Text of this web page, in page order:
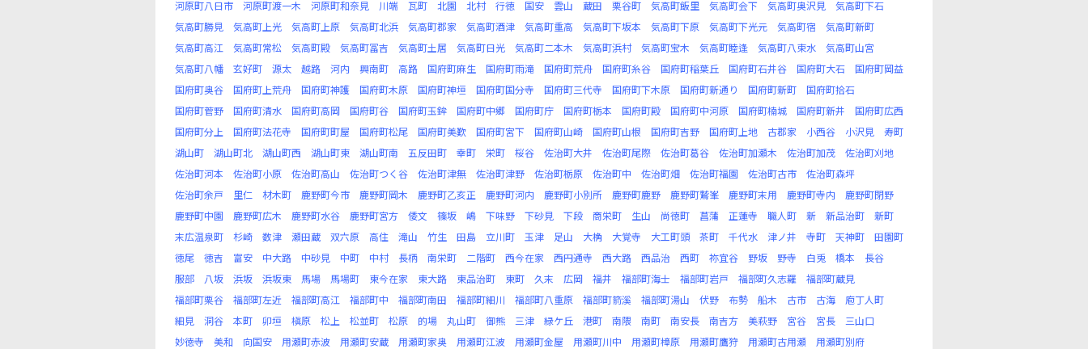
河原町八日市
河原町渡一木 河原町和奈見 川端 瓦町 北園 北村 行徳 国安 雲山 蔵田 栗谷町 気高町飯里 気高町会下 気高町奥沢見
気高町下石
気高町勝見
気高町上光 気高町上原 気高町北浜 気高町郡家 気高町酒津 気高町重高 気高町下坂本 気高町下原 気高町下光元 気高町宿
気高町新町
気高町高江
気高町常松 気高町殿 気高町冨吉 気高町土居 気高町日光 気高町二本木 気高町浜村 気高町宝木 気高町睦逢 気高町八束水
気高町山宮
気高町八幡
玄好町 源太 越路 河内 興南町 高路 国府町麻生 国府町雨滝 国府町荒舟 国府町糸谷 国府町稲葉丘 国府町石井谷 国府町大石
国府町岡益
国府町奥谷
国府町上荒舟 国府町神護 国府町木原 国府町神垣 国府町国分寺 国府町三代寺 国府町下木原 国府町新通り 国府町新町
国府町拾石
国府町菅野
国府町清水 国府町高岡 国府町谷 国府町玉鉾 国府町中郷 国府町庁 国府町栃本 国府町殿 国府町中河原 国府町楠城 国府町新井
国府町広西
国府町分上
国府町法花寺 国府町町屋 国府町松尾 国府町美歎 国府町宮下 国府町山崎 国府町山根 国府町吉野 国府町上地 古郡家 小西谷 小沢見
寿町
湖山町
湖山町北 湖山町西 湖山町東 湖山町南 五反田町 幸町 栄町 桜谷 佐治町大井 佐治町尾際 佐治町葛谷 佐治町加瀬木 佐治町加茂
佐治町刈地
佐治町河本
佐治町小原 佐治町高山 佐治町つく谷 佐治町津無 佐治町津野 佐治町栃原 佐治町中 佐治町畑 佐治町福園 佐治町古市
佐治町森坪
佐治町余戸
里仁 材木町 鹿野町今市 鹿野町岡木 鹿野町乙亥正 鹿野町河内 鹿野町小別所 鹿野町鹿野 鹿野町鷲峯 鹿野町末用 鹿野町寺内
鹿野町閉野
鹿野町中園
鹿野町広木 鹿野町水谷 鹿野町宮方 倭文 篠坂 嶋 下味野 下砂見 下段 商栄町 生山 尚徳町 菖蒲 正蓮寺 職人町 新 新品治町
新町
末広温泉町
杉崎 数津 瀬田蔵 双六原 高住 滝山 竹生 田島 立川町 玉津 足山 大桷 大覚寺 大工町頭 茶町 千代水 津ノ井 寺町 天神町
田園町
徳尾
徳吉 富安 中大路 中砂見 中町 中村 長柄 南栄町 二階町 西今在家 西円通寺 西大路 西品治 西町 祢宜谷 野坂 野寺 白兎 橋本
長谷
服部
八坂 浜坂 浜坂東 馬場 馬場町 東今在家 東大路 東品治町 東町 久末 広岡 福井 福部町海士 福部町岩戸 福部町久志羅
福部町蔵見
福部町栗谷
福部町左近 福部町高江 福部町中 福部町南田 福部町細川 福部町八重原 福部町箭溪 福部町湯山 伏野 布勢 船木 古市 古海
庖丁人町
細見
洞谷 本町 卯垣 槇原 松上 松並町 松原 的場 丸山町 御熊 三津 緑ケ丘 港町 南隈 南町 南安長 南吉方 美萩野 宮谷 宮長
三山口
妙徳寺
美和 向国安 用瀬町赤波 用瀬町安蔵 用瀬町家奥 用瀬町江波 用瀬町金屋 用瀬町川中 用瀬町樟原 用瀬町鷹狩 用瀬町古用瀬
用瀬町別府